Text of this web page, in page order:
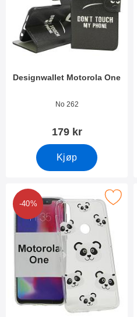
Designwallet Motorola One
Varenummer 29639
No 262
179 kr
Kjøp
-40%
Merk tPU Designdeksel